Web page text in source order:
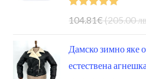
Оценено на
104.81€(205.00
Дамско зимно яке
естествена